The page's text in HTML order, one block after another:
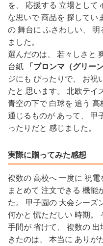
を、 応援する 立場として
な思いで 商品を 探してい
の 舞台に ふさわしい、
ました。
選んだのは、 若々しさと
台紙
「ブロンマ（グリーン
ジにも ぴったりで、 お祝
たと 思います。 北欧テイ
青空の下で 白球を 追う 高
通じるものが あって、 甲
ったりだと 感じました。
実際に贈ってみた感想
複数の 高校へ 一度に 祝電
まとめて 注文できる 機能
た。 甲子園の 大会シーズ
何かと 慌ただしい 時期。
手間が 省けて、 複数の
きたのは、 本当に ありが